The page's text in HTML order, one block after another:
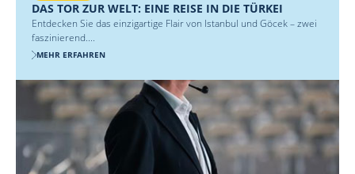
DAS TOR ZUR WELT: EINE REISE IN DIE TÜRKEI
Entdecken Sie das einzigartige Flair von Istanbul und Göcek – zwei
faszinierend....
MEHR ERFAHREN